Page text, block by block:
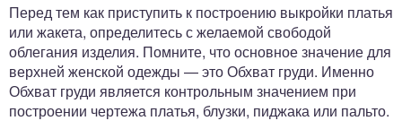
Перед тем как приступить к построению выкройки платья
или жакета, определитесь с желаемой свободой
облегания изделия. Помните, что основное значение для
верхней женской одежды — это Обхват груди. Именно
Обхват груди является контрольным значением при
построении чертежа платья, блузки, пиджака или пальто.